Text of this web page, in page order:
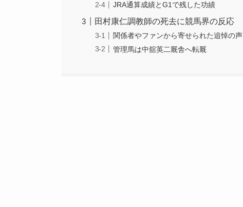
JRA通算成績とG1で残した功績
田村康仁調教師の死去に競馬界の反応
関係者やファンから寄せられた追悼の声
管理馬は中舘英二厩舎へ転厩